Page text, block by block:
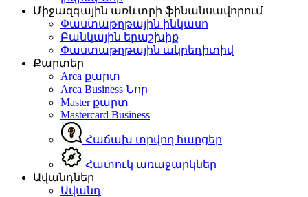
Միջազգային առևտրի ֆինանսավորում
Փաստաթղթային ինկասո
Բանկային երաշխիք
Փաստաթղթային ակրեդիտիվ
Քարտեր
Arca քարտ
Arca Business Նոր
Master քարտ
Mastercard Business
Հաճախ տրվող հարցեր
Հատուկ առաջարկներ
Ավանդներ
Ավանդ